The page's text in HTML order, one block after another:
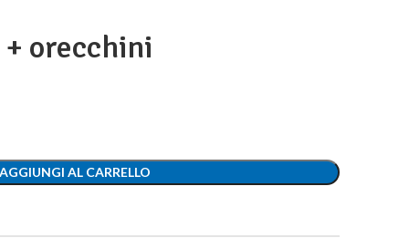
orecchini
AGGIUNGI AL CARRELLO